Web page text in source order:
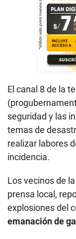
El canal 8 de la
seguridad y las
temas de
realizar labores
incidencia.
Los vecinos de
prensa local,
explosiones del
emanación de